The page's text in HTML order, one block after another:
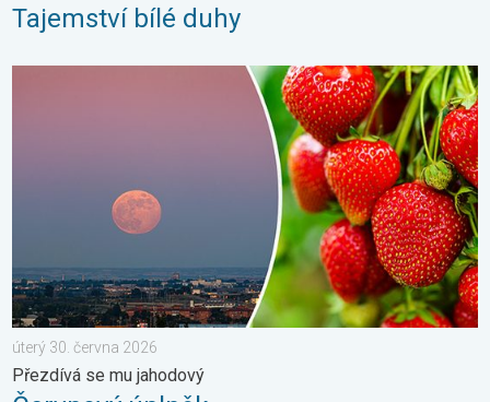
Tajemství bílé duhy
Červnový úplněk. Přezdívá se mu jahodový. . . úterý 30.
úterý 30. června 2026
Přezdívá se mu jahodový